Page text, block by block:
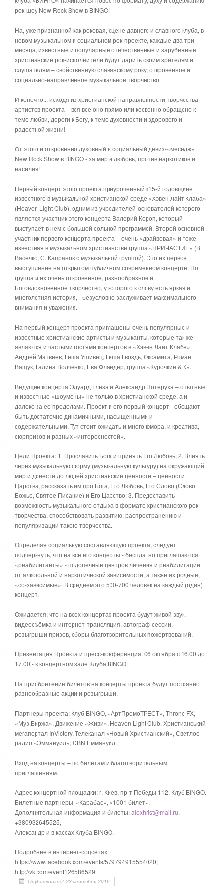
рок-шоу New Rock Show в BINGO!
На, уже признанной как роковая, сцене давнего и славного клуба, в
новом музыкальном и социальном рок-проекте, каждые два-три
месяца, известные и популярные отечественные и зарубежные
христианские рок-исполнители будут дарить своим зрителям и
слушателям – свойственную славянскому року, откровенное и
социально-направленное музыкальное творчество.
И конечно... исходя из христианской направленности творчества
артистов проекта – вся все оно прямо или косвенно обращено к
теме любви, дороги к Богу, к теме духовности и здорового и
радостной жизни!
От этого и откровенно духовный и социальный девиз-«меседж»
New Rock Show в BINGO - за мир и любовь, против наркотиков и
насилия!
Первый концерт этого проекта приуроченный к15-й годовщине
известного в музыкальной христианской среде «Хэвен Лайт Клаба»
(Heaven Light Club), одним из учредителей-основателей которого
является участник этого концерта Валерий Короп, который
выступает в нем с большой сольной программой. Второй основной
участник первого концерта проекта – очень «драйвовая» и тоже
известная в музыкальном христианстве группа «ПРИЧАСТИЕ» (В.
Васечко, С. Капранов с музыкальной группой). Это их первое
выступление на открытом публичном современном концерте. Но
группа и их очень откровенное, разнообразное и
Боговдохновенное творчество, у которого к слову есть яркая и
многолетняя история, - безусловно заслуживает максимального
внимания и уважения.
На первый концерт проекта приглашены очень популярные и
известные христианские артисты и музыканты, которые так же
являются и частыми гостями концертов в «Хэвен Лайт Клабе»:
Андрей Матвеев, Геша Ушивец, Геша Гвоздь, Оксамита, Роман
Ващук, Галина Волченко, Ева Фландер, группа «Курочкин & К».
Ведущие концерта Эдуард Глеза и Александр Потеруха – опытные
и известные «шоумены» не только в христианской среде, а и
далеко за ее пределами. Проект и его первый концерт - обещают
быть достаточно динамичными, насыщенными и
содержательными. Тут стоит ожидать и много юмора, и креатива,
сюрпризов и разных «интересностей».
Цели Проекта: 1. Прославить Бога и принять Его Любовь; 2. Влиять
через музыкальную форму (музыкальную культуру) на окружающий
мир и донести до людей христианские ценности – ценности
Царства, рассказать им про Бога, Его Любовь, Его Слово (Слово
Божье, Святое Писание) и Его Царство; 3. Предоставить
возможность музыкального отдыха в формате христианского рок-
творчества, способствовать развитию, распространению и
популяризации такого творчества.
Определяя социальную составляющую проекта, следует
подчеркнуть, что на все его концерты - бесплатно приглашаются
«реабилитанты» - подопечные центров лечения и реабилитации
от алкогольной и наркотической зависимости, а также их родные,
«со-зависимые». В среднем это 500-700 человек на каждый (один)
концерт.
Ожидается, что на всех концертах проекта будут живой звук,
видеосъёмка и интернет-трансляция, автограф-сессии,
розыгрыши призов, сборы благотворительных пожертвований.
Презентация Проекта и пресс-конференция: 06 октября с 16.00 до
17.00 - в концертном зале Клуба BINGO.
На приобретение билетов на концерты проекта будут постоянно
разнообразные акции и розыгрыши.
Партнеры проекта: Клуб BINGO, «АртПромоТРЕСТ», Throne FX,
«Муз.Биржа», Движение «Живи», Heaven Light Club, Христианський
мегапортал InVictory, Телеканал «Новый Христианский», Светлое
радио «Эммануил», CBN Еммануил.
Вход на концерты – по билетам и благотворительным
приглашениям.
Адрес концертной площадки: г. Киев, пр-т Победы 112, Клуб BINGO.
Билетные партнеры: «Карабас», «1001 билет».
Дополнительная информация и билеты:alexhrist@mail.ru,
+380932645525,
Александр и в кассах Клуба BINGO.
Подробнее в интернет-соцсетях:
https://www.facebook.com/events/579794915554020;
http://vk.com/event126586529
Опубликовано: 23 сентября 2016